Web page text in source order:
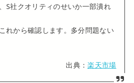
S社クオリティのせいか一部潰れ
れから確認します。多分問題ない
出典：楽天市場